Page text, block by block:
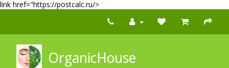
link href="https://postcalc.ru/>
OrganicHouse